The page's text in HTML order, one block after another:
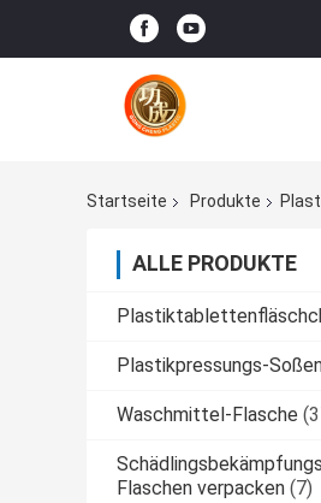
Startseite Produkte
ALLE PRODUKTE
Plastikpressungs-
Waschmittel-Flasche
Flaschen verpacken (7)